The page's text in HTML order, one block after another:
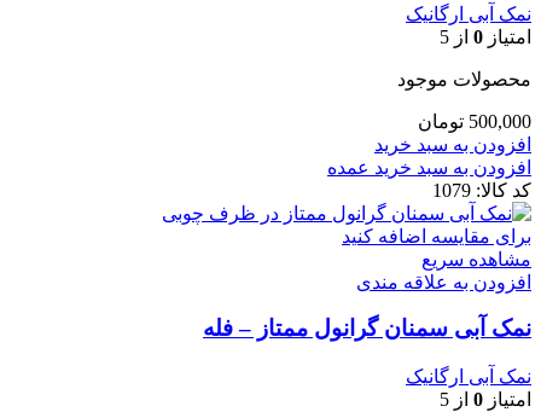
نمک آبی ارگانیک
امتیاز 0 از 5
محصولات موجود
500,000 تومان
افزودن به سبد خرید
افزودن به سبد خرید عمده
کد کالا: 1079
برای مقایسه اضافه کنید
مشاهده سریع
افزودن به علاقه مندی
نمک آبی سمنان گرانول ممتاز – فله
نمک آبی ارگانیک
امتیاز 0 از 5